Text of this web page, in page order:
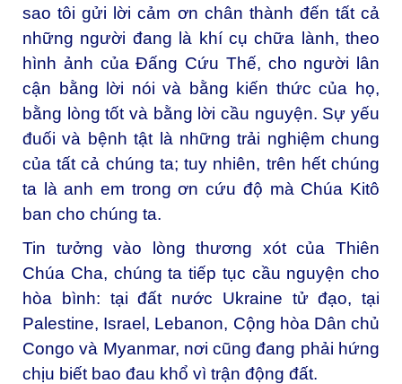
sao tôi gửi lời cảm ơn chân thành đến tất cả
những người đang là khí cụ chữa lành, theo
hình ảnh của Đấng Cứu Thế, cho người lân
cận bằng lời nói và bằng kiến thức của họ,
bằng lòng tốt và bằng lời cầu nguyện. Sự yếu
đuối và bệnh tật là những trải nghiệm chung
của tất cả chúng ta; tuy nhiên, trên hết chúng
ta là anh em trong ơn cứu độ mà Chúa Kitô
ban cho chúng ta.
Tin tưởng vào lòng thương xót của Thiên
Chúa Cha, chúng ta tiếp tục cầu nguyện cho
hòa bình: tại đất nước Ukraine tử đạo, tại
Palestine, Israel, Lebanon, Cộng hòa Dân chủ
Congo và Myanmar, nơi cũng đang phải hứng
chịu biết bao đau khổ vì trận động đất.